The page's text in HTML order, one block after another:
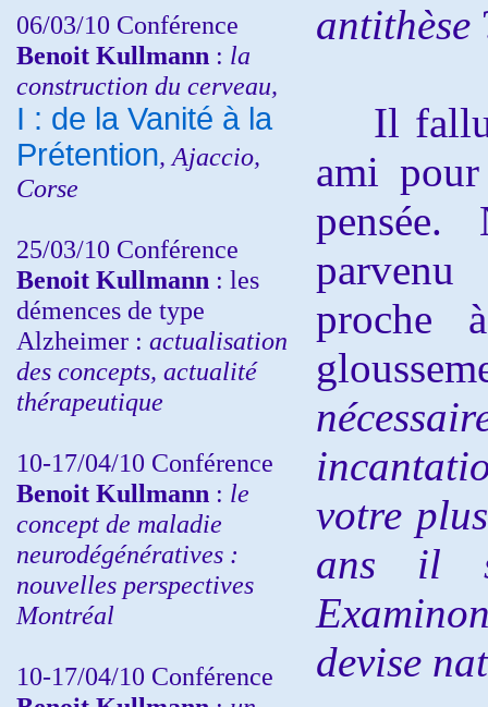
06/03/10 Conférence
Benoit Kullmann : la
construction du cerveau,
I : de la Vanité à la
Prétention, Ajaccio,
Corse
25/03/10 Conférence
Benoit Kullmann : les
démences de type
Alzheimer : actualisation
des concepts, actualité
thérapeutique
10-17/04/10 Conférence
Benoit Kullmann : le
concept de maladie
neurodégénératives :
nouvelles perspectives
Montréal
10-17/04/10 Conférence
antithèse
Il fallut
ami
parvenu
proche
votre
ans il
devise